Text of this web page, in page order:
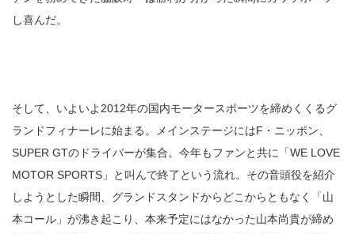
し喜んだ。
そして、いよいよ2012年の国内モータースポーツを締めくくるグ
ランドフィナーレに始まる。メインステージにはF・ニッポン、
SUPER GTのドライバーが集合。今年もファンと共に「WE LOVE
MOTOR SPORTS」と叫んで終了という流れ。その音頭役を紹介
しようとした瞬間、グランドスタンドからどこからともなく「山
本コール」が沸き起こり、本来予定にはなかった山本尚貴が締め